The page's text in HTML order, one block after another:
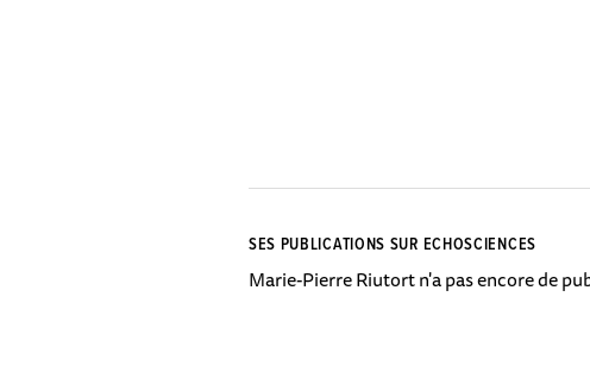
SES PUBLICATIONS SUR ECHOSCIENCES
Marie-Pierre Riutort n'a pas encore de